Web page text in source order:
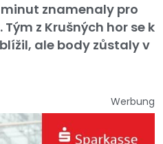
znamenaly pro
z Krušných hor se k
ale body zůstaly v
Werbung